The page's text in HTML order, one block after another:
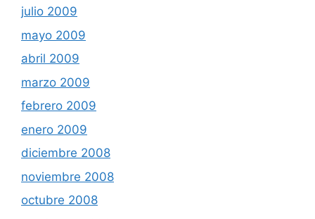
julio 2009
mayo 2009
abril 2009
marzo 2009
febrero 2009
enero 2009
diciembre 2008
noviembre 2008
octubre 2008